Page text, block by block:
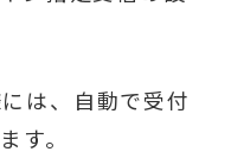
は、自動で受付
す。